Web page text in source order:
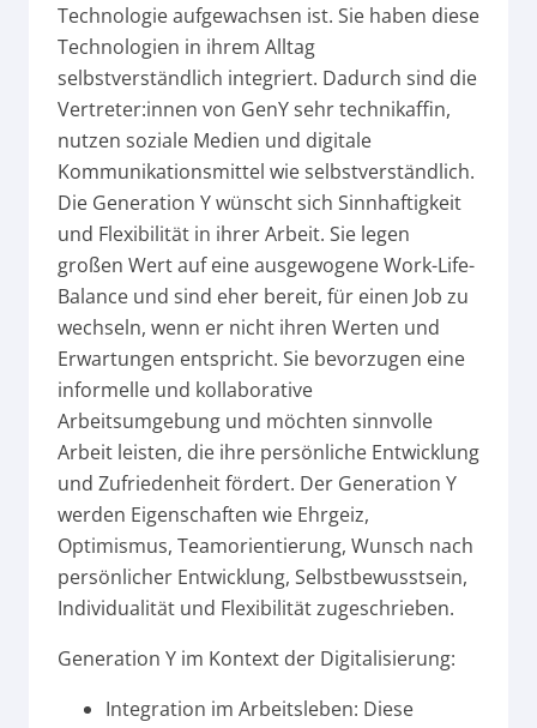
Technologie aufgewachsen ist. Sie haben diese
Technologien in ihrem Alltag
selbstverständlich integriert. Dadurch sind die
Vertreter:innen von GenY sehr technikaffin,
nutzen soziale Medien und digitale
Kommunikationsmittel wie selbstverständlich.
Die Generation Y wünscht sich Sinnhaftigkeit
und Flexibilität in ihrer Arbeit. Sie legen
großen Wert auf eine ausgewogene Work-Life-
Balance und sind eher bereit, für einen Job zu
wechseln, wenn er nicht ihren Werten und
Erwartungen entspricht. Sie bevorzugen eine
informelle und kollaborative
Arbeitsumgebung und möchten sinnvolle
Arbeit leisten, die ihre persönliche Entwicklung
und Zufriedenheit fördert. Der Generation Y
werden Eigenschaften wie Ehrgeiz,
Optimismus, Teamorientierung, Wunsch nach
persönlicher Entwicklung, Selbstbewusstsein,
Individualität und Flexibilität zugeschrieben.
Generation Y im Kontext der Digitalisierung:
Integration im Arbeitsleben: Diese